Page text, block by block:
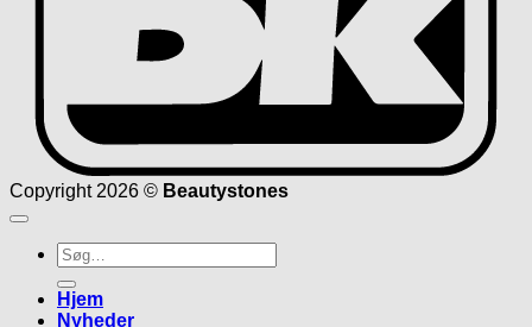
Copyright 2026 © Beautystones
Søg
efter:
Hjem
Nyheder